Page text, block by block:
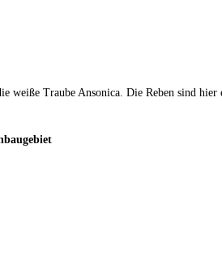
weiße Traube Ansonica. Die Reben sind hier